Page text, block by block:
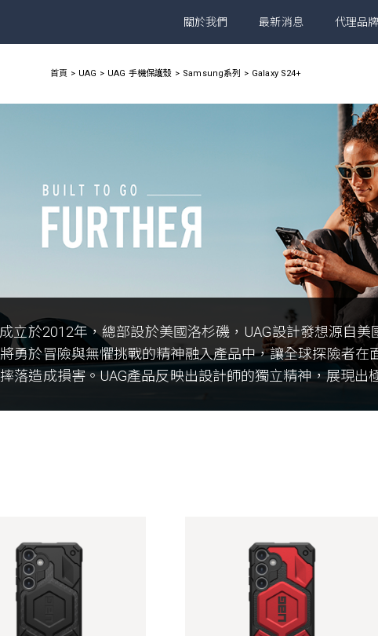
關於我們 最新消息 代理品牌
首頁 UAG UAG 手機保護殼 Samsung系列 Galaxy S24+
立於2012年，總部設於美國洛杉磯，UAG設計發想源自美
勇於冒險與無懼挑戰的精神融入產品中，讓全球探險者在
落造成損害。UAG產品反映出設計師的獨立精神，展現出